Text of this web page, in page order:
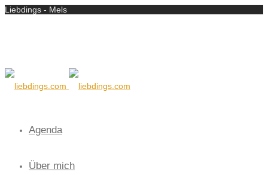
Liebdings - Mels
Agenda
Über mich